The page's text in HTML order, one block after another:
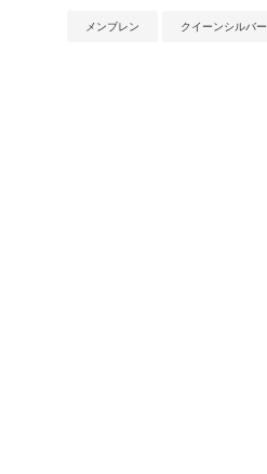
メンブレン クイーンシルバー